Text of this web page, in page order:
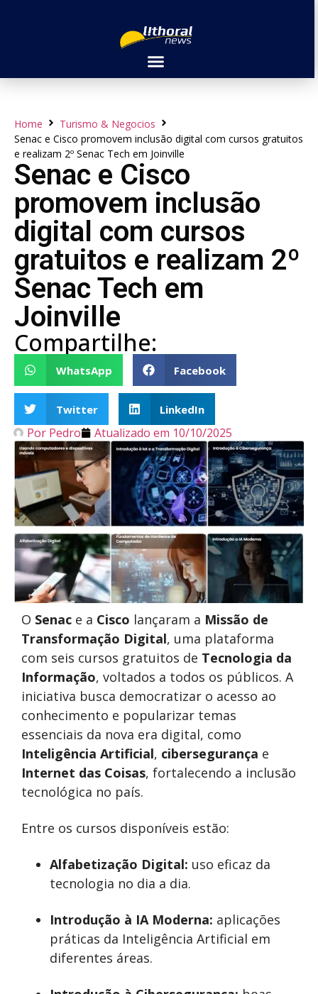
Home
Turismo & Negocios
Senac e Cisco promovem inclusão digital com cursos gratuitos
e realizam 2º Senac Tech em Joinville
Senac e Cisco
promovem inclusão
digital com cursos
gratuitos e realizam 2º
Senac Tech em
Joinville
Compartilhe:
WhatsApp Facebook
Twitter LinkedIn
Por Pedro Atualizado em 10/10/2025
O Senac e a Cisco lançaram a Missão de
Transformação Digital, uma plataforma
com seis cursos gratuitos de Tecnologia da
Informação, voltados a todos os públicos. A
iniciativa busca democratizar o acesso ao
conhecimento e popularizar temas
essenciais da nova era digital, como
Inteligência Artificial, cibersegurança e
Internet das Coisas, fortalecendo a inclusão
tecnológica no país.
Entre os cursos disponíveis estão:
Alfabetização Digital: uso eficaz da
tecnologia no dia a dia.
Introdução à IA Moderna: aplicações
práticas da Inteligência Artificial em
diferentes áreas.